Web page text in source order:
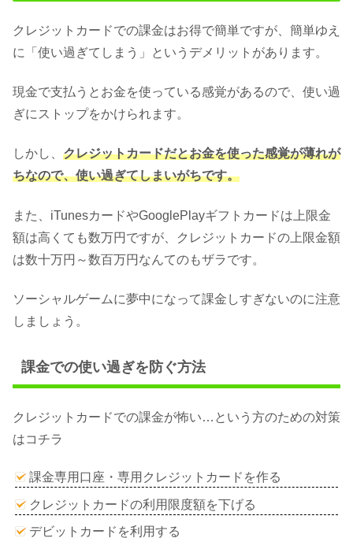
クレジットカードでの課金はお得で簡単ですが、簡単ゆえ
に「使い過ぎてしまう」というデメリットがあります。
現金で支払うとお金を使っている感覚があるので、使い過
ぎにストップをかけられます。
しかし、 クレジットカードだとお金を使った感覚が薄れが
ちなので、使い過ぎてしまいがちです。
また、iTunesカードやGooglePlayギフトカードは上限金
額は高くても数万円ですが、クレジットカードの上限金額
は数十万円～数百万円なんてのもザラです。
ソーシャルゲームに夢中になって課金しすぎないのに注意
しましょう。
課金での使い過ぎを防ぐ方法
クレジットカードでの課金が怖い…という方のための対策
はコチラ
課金専用口座・専用クレジットカードを作る
クレジットカードの利用限度額を下げる
デビットカードを利用する